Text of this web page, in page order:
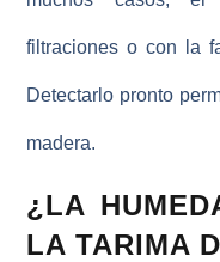
filtraciones o con la
Detectarlo pronto
madera.
¿LA
LA TARIMA